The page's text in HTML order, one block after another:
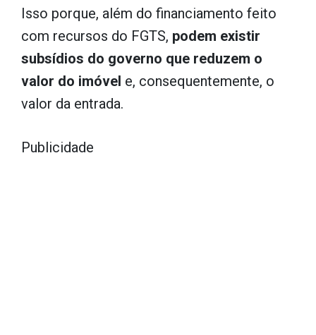
Isso porque, além do financiamento feito
com recursos do FGTS, podem existir
subsídios do governo que reduzem o
valor do imóvel e, consequentemente, o
valor da entrada.
Publicidade